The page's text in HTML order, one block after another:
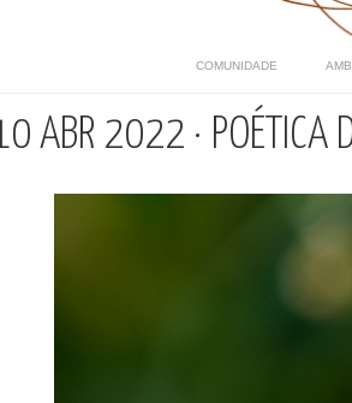
COMUNIDADE
ABR 2022 · POÉTICA